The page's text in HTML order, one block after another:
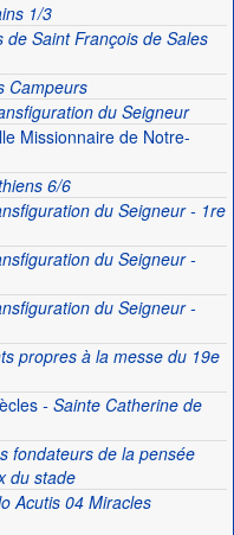
1/3
Saint François de Sales
Campeurs
du Seigneur
Missionnaire de Notre-
6/6
du Seigneur - 1re
du Seigneur -
du Seigneur -
propres à la messe du 19e
- Sainte Catherine de
fondateurs de la pensée
du stade
Acutis 04 Miracles